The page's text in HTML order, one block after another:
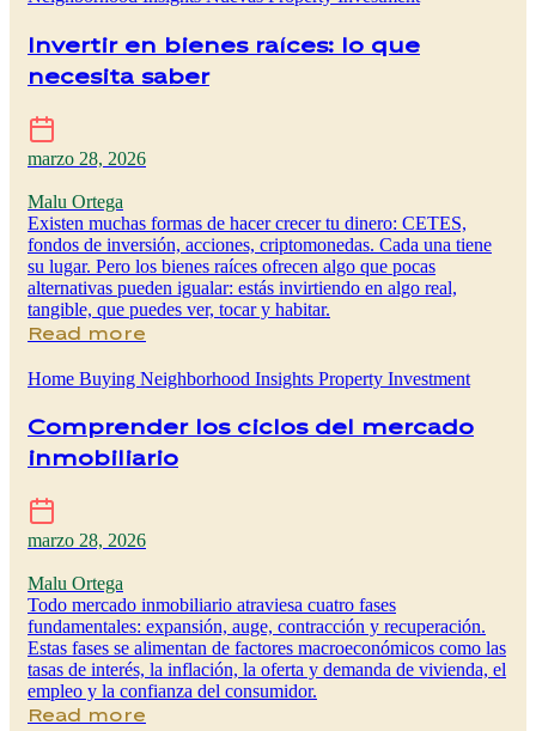
Invertir en bienes raíces: lo que
necesita saber
marzo 28, 2026
Malu Ortega
Existen muchas formas de hacer crecer tu dinero: CETES,
fondos de inversión, acciones, criptomonedas. Cada una tiene
su lugar. Pero los bienes raíces ofrecen algo que pocas
alternativas pueden igualar: estás invirtiendo en algo real,
tangible, que puedes ver, tocar y habitar.
Read more
Home Buying Neighborhood Insights Property Investment
Comprender los ciclos del mercado
inmobiliario
marzo 28, 2026
Malu Ortega
Todo mercado inmobiliario atraviesa cuatro fases
fundamentales: expansión, auge, contracción y recuperación.
Estas fases se alimentan de factores macroeconómicos como las
tasas de interés, la inflación, la oferta y demanda de vivienda, el
empleo y la confianza del consumidor.
Read more